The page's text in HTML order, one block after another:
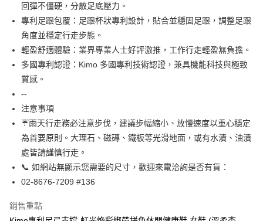
玉山商業銀行
台新國際商業銀行
中國信託商業銀行
台灣樂天信用卡公司
Google Pay
【關於「AFTEE先享後付」】
AFTEE先享後付是「在收到商品之後才付款」的支付方式。 讓您購物簡單
便利好安心！
２．便利：只要手機號碼，簡訊認證，即可結帳。
３．安心：先確認商品／服務後，再付款。
【「AFTEE先享後付」結帳流程】
１．於結帳方式選擇「AFTEE先享後付」後，將跳轉至「AFTEE先享後付」
結帳頁面，進行簡訊認證並確認金額後，即可完成結帳。
３．收到繳費通知簡訊後14天內，點擊此簡訊中的連結，可透過四大超商／
※ 請注意：結帳手續完成當下不需立刻繳費，但若您需要取消訂單，請聯絡
購買商品的店家。未經商家同意取消之訂單仍視為有效，需透過AFTEE先享
ATM付款
運送方式
全家取貨付款
每筆NT$60，滿NT$1,000(含以上)免運費
7-11取貨付款
每筆NT$60，滿NT$1,000(含以上)免運費
回彈不僵硬，分散足底壓力。
專利足跟包覆：足跟杯狀專利設計，貼合並穩固足跟，調整足跟
角度並穩定行走步態。
輕盈舒適體驗：業界專業人士好評激推，工作行走輕盈無負擔。
多國專利認證：Kimo 多國專利技術認證，兼具機能科技與極致
質感。
--
注意事項
☔雨天行走務必注意步伐，建議步幅縮小、放慢速度以重心穩定
為首要原則。大理石、磁磚、鐵板等光滑地面，或有水漬、油漬
處皆請謹慎行走。
📞 如網站無顯示您需要的尺寸，歡迎來電洽詢是否有貨：
02-8676-7209 #136
銷售重點